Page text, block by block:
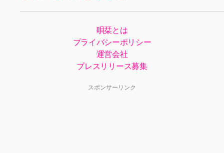
唄栞とは
プライバシーポリシー
運営会社
プレスリリース募集
スポンサーリンク